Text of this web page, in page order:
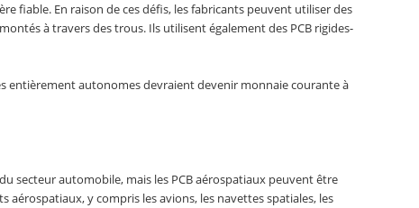
fiable. En raison de ces défis, les fabricants peuvent utiliser des
à travers des trous. Ils utilisent également des PCB rigides-
entièrement autonomes devraient devenir monnaie courante à
secteur automobile, mais les PCB aérospatiaux peuvent être
y compris les avions, les navettes spatiales, les